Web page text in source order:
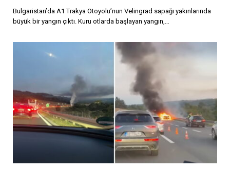
Bulgaristan’da A1 Trakya Otoyolu’nun Velingrad sapağı yakınlarında
büyük bir yangın çıktı. Kuru otlarda başlayan yangın,…